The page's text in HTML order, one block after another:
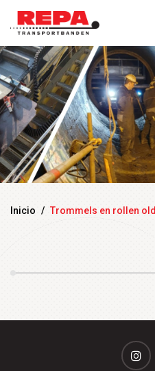
Inicio / Trommels en rollen old